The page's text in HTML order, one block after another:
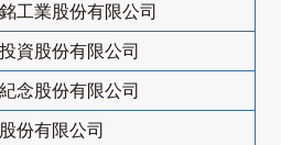
工業股份有限公司
資股份有限公司
念股份有限公司
份有限公司